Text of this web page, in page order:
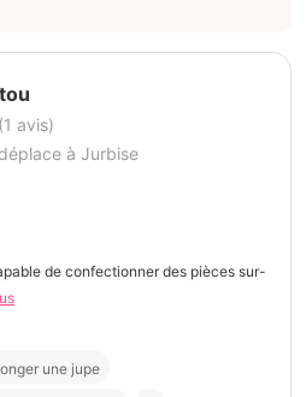
(1 avis)
à Jurbise
de confectionner des pièces sur-
une jupe